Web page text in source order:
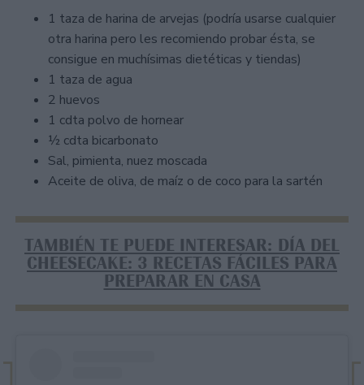
1 taza de harina de arvejas (podría usarse cualquier
otra harina pero les recomiendo probar ésta, se
consigue en muchísimas dietéticas y tiendas)
1 taza de agua
2 huevos
1 cdta polvo de hornear
½ cdta bicarbonato
Sal, pimienta, nuez moscada
Aceite de oliva, de maíz o de coco para la sartén
TAMBIÉN TE PUEDE INTERESAR: DÍA DEL
CHEESECAKE: 3 RECETAS FÁCILES PARA
PREPARAR EN CASA